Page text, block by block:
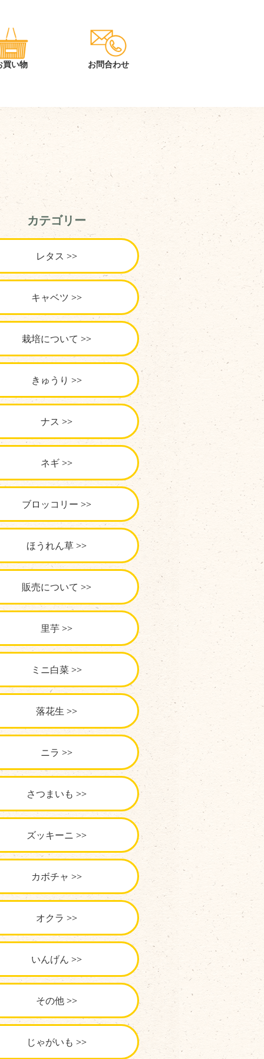
カテゴリー
レタス
キャベツ
栽培について
きゅうり
ナス
ネギ
ブロッコリー
ほうれん草
販売について
里芋
ミニ白菜
落花生
ニラ
さつまいも
ズッキーニ
カボチャ
オクラ
いんげん
その他
じゃがいも